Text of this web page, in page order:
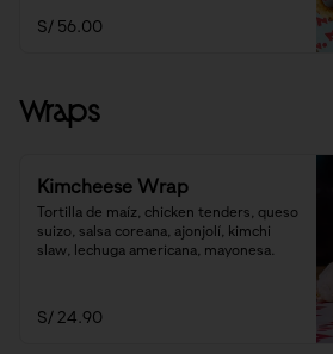
S/ 56.00
Wraps
Kimcheese Wrap
Tortilla de maíz, chicken tenders, queso
suizo, salsa coreana, ajonjolí, kimchi
slaw, lechuga americana, mayonesa.
S/ 24.90